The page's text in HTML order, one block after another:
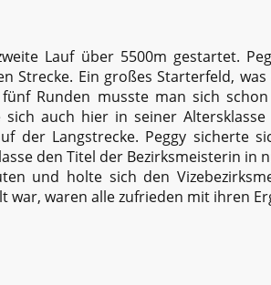
Lauf über 5500m gestartet.
Strecke. Ein großes Starterfeld,
Runden musste man sich
auch hier in seiner
der Langstrecke. Peggy sicherte
den Titel der Bezirksmeisterin in
und holte sich den
war, waren alle zufrieden mit ihren